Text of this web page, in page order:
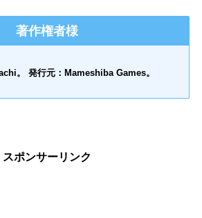
著作権者様
。 発行元：Mameshiba Games。
スポンサーリンク